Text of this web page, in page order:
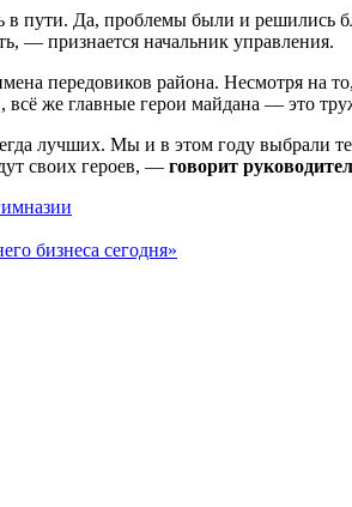
пути. Да, проблемы были и решились
— признается начальник управления.
передовиков района. Несмотря на
же главные герои майдана — это
лучших. Мы и в этом году выбрали
своих героев, — говорит
бизнеса сегодня»